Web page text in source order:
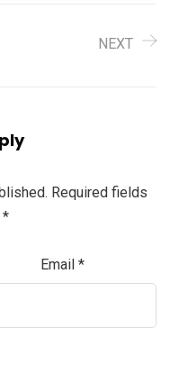
NEXT
Required fields
*
Email *